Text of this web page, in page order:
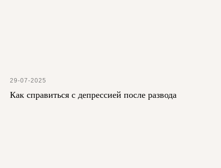
29-07-2025
Как справиться с депрессией после развода